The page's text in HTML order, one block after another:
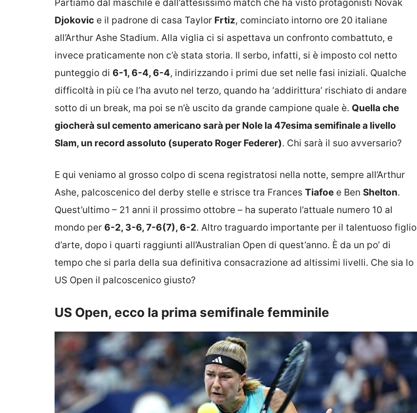
Partiamo dal maschile e dall’attesissimo match che ha visto protagonisti Novak
Djokovic e il padrone di casa Taylor Frtiz, cominciato intorno ore 20 italiane
all’Arthur Ashe Stadium. Alla viglia ci si aspettava un confronto combattuto, e
invece praticamente non c’è stata storia. Il serbo, infatti, si è imposto col netto
punteggio di 6-1, 6-4, 6-4, indirizzando i primi due set nelle fasi iniziali. Qualche
difficoltà in più ce l’ha avuto nel terzo, quando ha ‘addirittura’ rischiato di andare
sotto di un break, ma poi se n’è uscito da grande campione quale è. Quella che
giocherà sul cemento americano sarà per Nole la 47esima semifinale a livello
Slam, un record assoluto (superato Roger Federer). Chi sarà il suo avversario?
E qui veniamo al grosso colpo di scena registratosi nella notte, sempre all’Arthur
Ashe, palcoscenico del derby stelle e strisce tra Frances Tiafoe e Ben Shelton.
Quest’ultimo – 21 anni il prossimo ottobre – ha superato l’attuale numero 10 al
mondo per 6-2, 3-6, 7-6(7), 6-2. Altro traguardo importante per il talentuoso figlio
d’arte, dopo i quarti raggiunti all’Australian Open di quest’anno. È da un po’ di
tempo che si parla della sua definitiva consacrazione ad altissimi livelli. Che sia lo
US Open il palcoscenico giusto?
US Open, ecco la prima semifinale femminile